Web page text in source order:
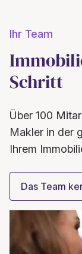
Ihr Team
Schritt
Über 100
Makler in der
Ihrem
Das Team